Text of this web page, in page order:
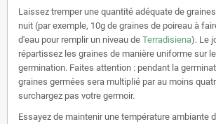
Laissez tremper une quantité adéquate de
nuit (par exemple, 10g de graines de poireau à
d'eau pour remplir un niveau de Terradisiena). Le
répartissez les graines de manière uniforme sur
germination. Faites attention : pendant la
graines germées sera multiplié par au moins
surchargez pas votre germoir.
Essayez de maintenir une température ambiante